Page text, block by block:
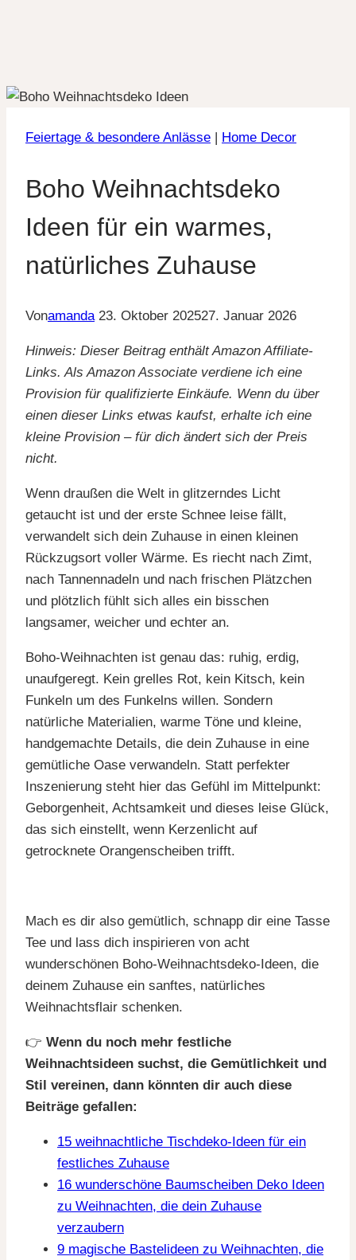
Feiertage & besondere Anlässe | Home Decor
Boho Weihnachtsdeko
Ideen für ein warmes,
natürliches Zuhause
Vonamanda 23. Oktober 202527. Januar 2026
Hinweis: Dieser Beitrag enthält Amazon Affiliate-
Links. Als Amazon Associate verdiene ich eine
Provision für qualifizierte Einkäufe. Wenn du über
einen dieser Links etwas kaufst, erhalte ich eine
kleine Provision – für dich ändert sich der Preis
nicht.
Wenn draußen die Welt in glitzerndes Licht
getaucht ist und der erste Schnee leise fällt,
verwandelt sich dein Zuhause in einen kleinen
Rückzugsort voller Wärme. Es riecht nach Zimt,
nach Tannennadeln und nach frischen Plätzchen
und plötzlich fühlt sich alles ein bisschen
langsamer, weicher und echter an.
Boho-Weihnachten ist genau das: ruhig, erdig,
unaufgeregt. Kein grelles Rot, kein Kitsch, kein
Funkeln um des Funkelns willen. Sondern
natürliche Materialien, warme Töne und kleine,
handgemachte Details, die dein Zuhause in eine
gemütliche Oase verwandeln. Statt perfekter
Inszenierung steht hier das Gefühl im Mittelpunkt:
Geborgenheit, Achtsamkeit und dieses leise Glück,
das sich einstellt, wenn Kerzenlicht auf
getrocknete Orangenscheiben trifft.
Mach es dir also gemütlich, schnapp dir eine Tasse
Tee und lass dich inspirieren von acht
wunderschönen Boho-Weihnachtsdeko-Ideen, die
deinem Zuhause ein sanftes, natürliches
Weihnachtsflair schenken.
👉 Wenn du noch mehr festliche
Weihnachtsideen suchst, die Gemütlichkeit und
Stil vereinen, dann könnten dir auch diese
Beiträge gefallen:
15 weihnachtliche Tischdeko-Ideen für ein
festliches Zuhause
16 wunderschöne Baumscheiben Deko Ideen
zu Weihnachten, die dein Zuhause
verzaubern
9 magische Bastelideen zu Weihnachten, die